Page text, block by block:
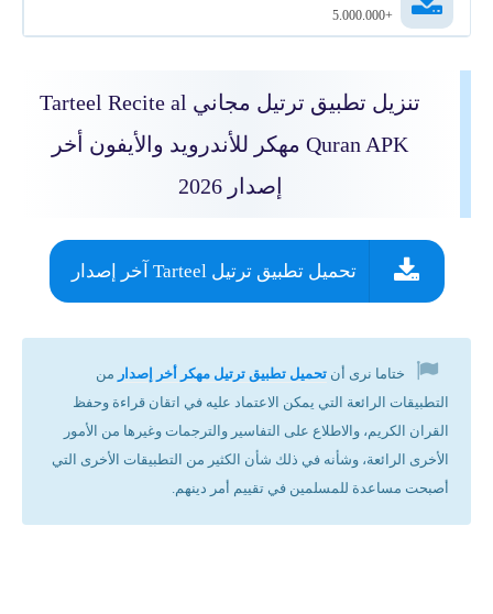
+5.000.000
تنزيل تطبيق ترتيل مجاني Tarteel Recite al
Quran APK مهكر للأندرويد والأيفون أخر
إصدار 2026
تحميل تطبيق ترتيل Tarteel آخر إصدار
ختاما نرى أن تحميل تطبيق ترتيل مهكر أخر إصدار من
التطبيقات الرائعة التي يمكن الاعتماد عليه في اتقان قراءة وحفظ
القران الكريم، والاطلاع على التفاسير والترجمات وغيرها من الأمور
الأخرى الرائعة، وشأنه في ذلك شأن الكثير من التطبيقات الأخرى التي
أصبحت مساعدة للمسلمين في تقييم أمر دينهم.